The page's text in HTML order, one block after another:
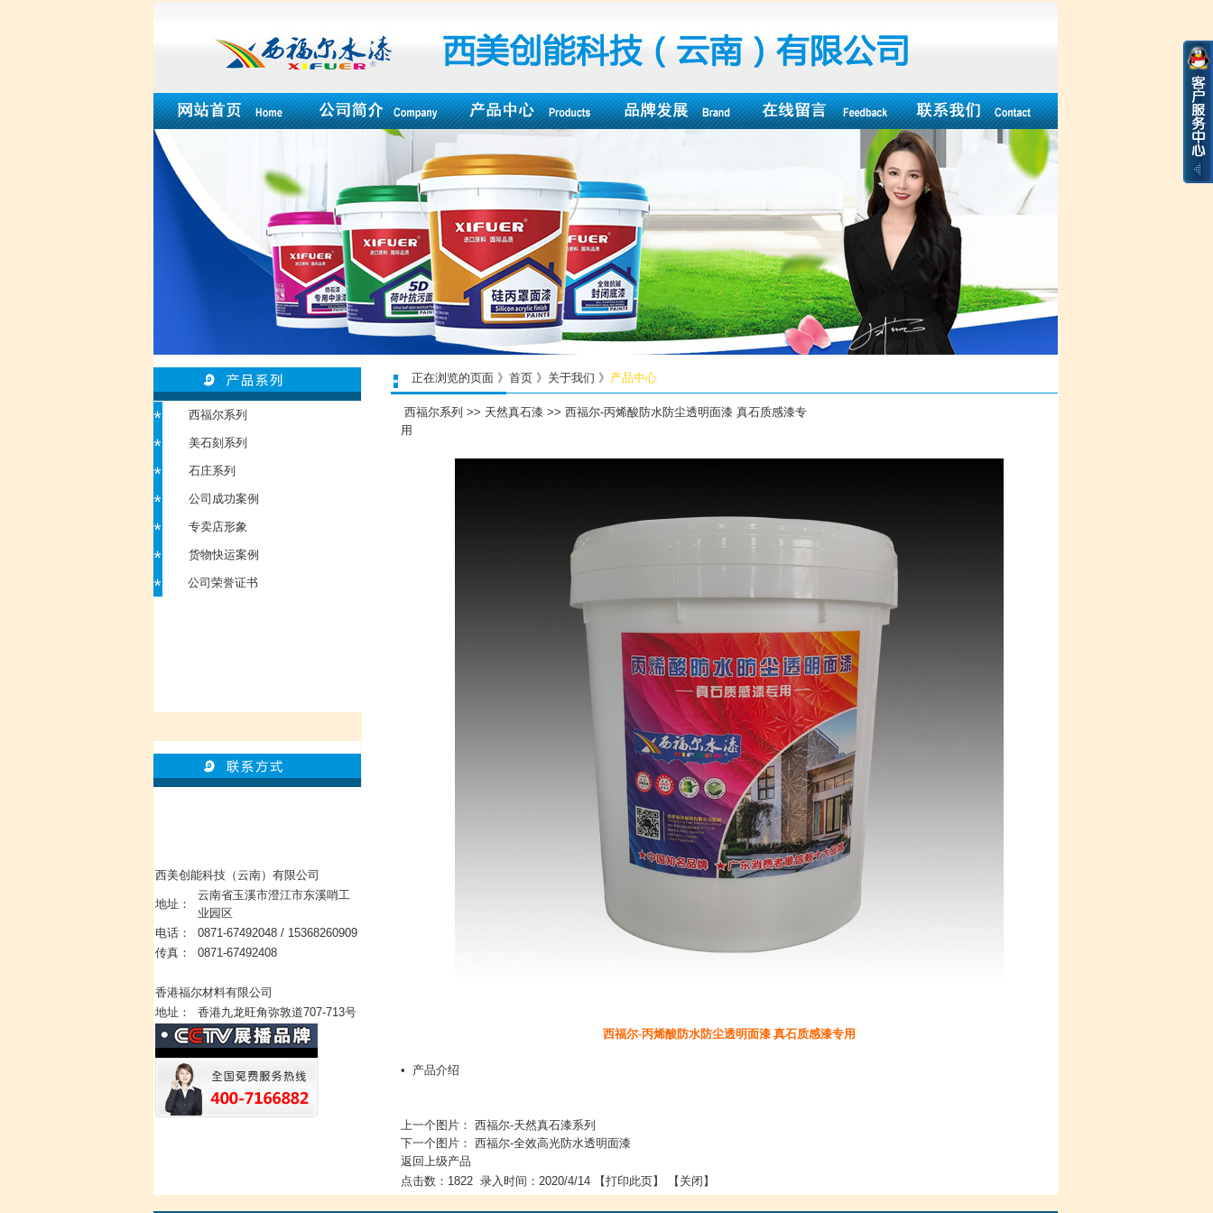
正在浏览的页面 》首页 》关于我们 》 产品中心
西福尔系列
美石刻系列
石庄系列
公司成功案例
专卖店形象
货物快运案例
公司荣誉证书
西福尔系列 >> 天然真石漆 >> 西福尔-丙烯酸防水防尘透明面漆 真石质感漆专
用
西福尔-丙烯酸防水防尘透明面漆 真石质感漆专用
• 产品介绍
上一个图片： 西福尔-天然真石漆系列
下一个图片： 西福尔-全效高光防水透明面漆
返回上级产品
点击数：1822 录入时间：2020/4/14 【打印此页】 【 关闭 】
西美创能科技（云南）有限公司
地址：
云南省玉溪市澄江市东溪哨工
业园区
电话：
0871-67492048 / 15368260909
传真：
0871-67492408
香港福尔材料有限公司
地址：
香港九龙旺角弥敦道707-713号